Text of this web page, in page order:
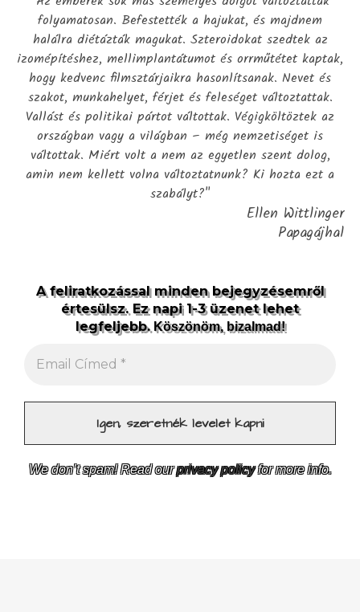
folyamatosan. Befestették a hajukat, és majdnem
halálra diétázták magukat. Szteroidokat szedtek az
izomépítéshez, mellimplantátumot és orrműtétet kaptak,
hogy kedvenc filmsztárjaikra hasonlítsanak. Nevet és
szakot, munkahelyet, férjet és feleséget változtattak.
Vallást és politikai pártot váltottak. Végigköltöztek az
országban vagy a világban – még nemzetiséget is
váltottak. Miért volt a nem az egyetlen szent dolog,
amin nem kellett volna változtatnunk? Ki hozta ezt a
szabályt?"
Ellen Wittlinger
Papagájhal
A feliratkozással minden bejegyzésemről
értesülsz. Ez napi 1-3 üzenet lehet
legfeljebb.Köszönöm, bizalmad!
We don’t spam! Read ourprivacy policyfor more info.